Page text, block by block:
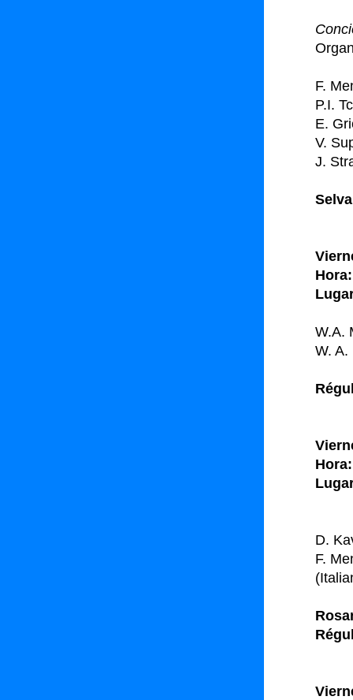
F.
P.I.
E.
V.
J.
W.A.
W. A.
D.
F.